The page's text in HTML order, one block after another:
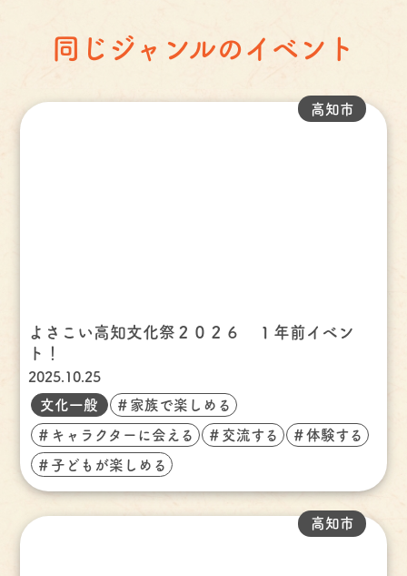
同じジャンルのイベント
よさこい高知文化祭２０２６ １年前イベン
ト！
2025.10.25
高知市
文化一般 ＃家族で楽しめる
＃キャラクターに会える ＃交流する ＃体験する
＃子どもが楽しめる
高知市